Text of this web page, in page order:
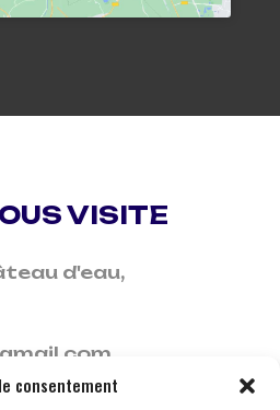
consentement
VISITE
d'eau,